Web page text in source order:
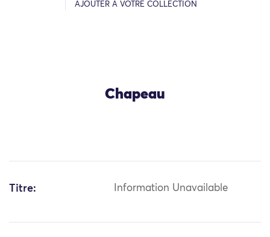
AJOUTER À VOTRE COLLECTION
Chapeau
Titre: Information Unavailable